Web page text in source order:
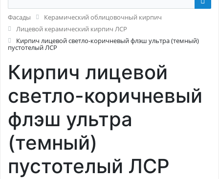
Фасады
Керамический облицовочный кирпич
Лицевой керамический кирпич ЛСР
Кирпич лицевой светло-коричневый флэш ультра (темный)
пустотелый ЛСР
Кирпич лицевой
светло-коричневый
флэш ультра
(темный)
пустотелый ЛСР